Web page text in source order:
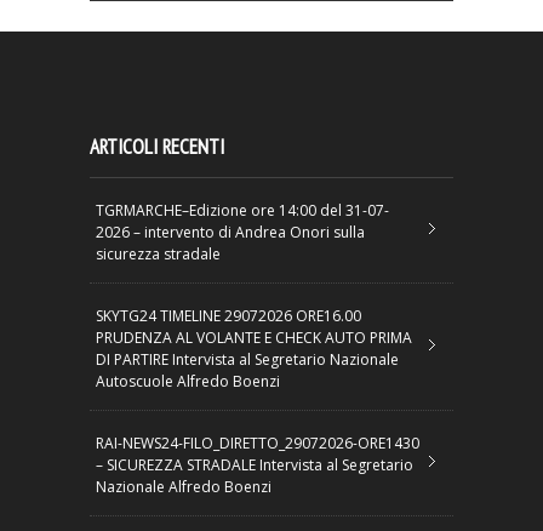
ARTICOLI RECENTI
TGRMARCHE–Edizione ore 14:00 del 31-07-
2026 – intervento di Andrea Onori sulla
sicurezza stradale
SKYTG24 TIMELINE 29072026 ORE16.00
PRUDENZA AL VOLANTE E CHECK AUTO PRIMA
DI PARTIRE Intervista al Segretario Nazionale
Autoscuole Alfredo Boenzi
RAI-NEWS24-FILO_DIRETTO_29072026-ORE1430
– SICUREZZA STRADALE Intervista al Segretario
Nazionale Alfredo Boenzi